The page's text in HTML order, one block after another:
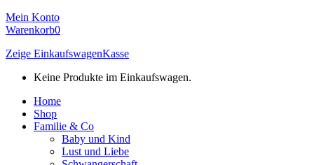
Mein Konto
Warenkorb0
Zeige EinkaufswagenKasse
Keine Produkte im Einkaufswagen.
Home
Shop
Familie & Co
Baby und Kind
Lust und Liebe